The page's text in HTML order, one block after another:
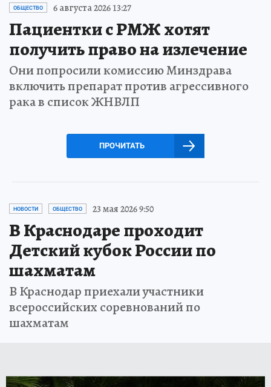
ОБЩЕСТВО 6 августа 2026 13:27
Пациентки с РМЖ хотят
получить право на излечение
Они попросили комиссию Минздрава
включить препарат против агрессивного
рака в список ЖНВЛП
ПРОЧИТАТЬ
НОВОСТИ ОБЩЕСТВО 23 мая 2026 9:50
В Краснодаре проходит
Детский кубок России по
шахматам
В Краснодар приехали участники
всероссийских соревнований по
шахматам